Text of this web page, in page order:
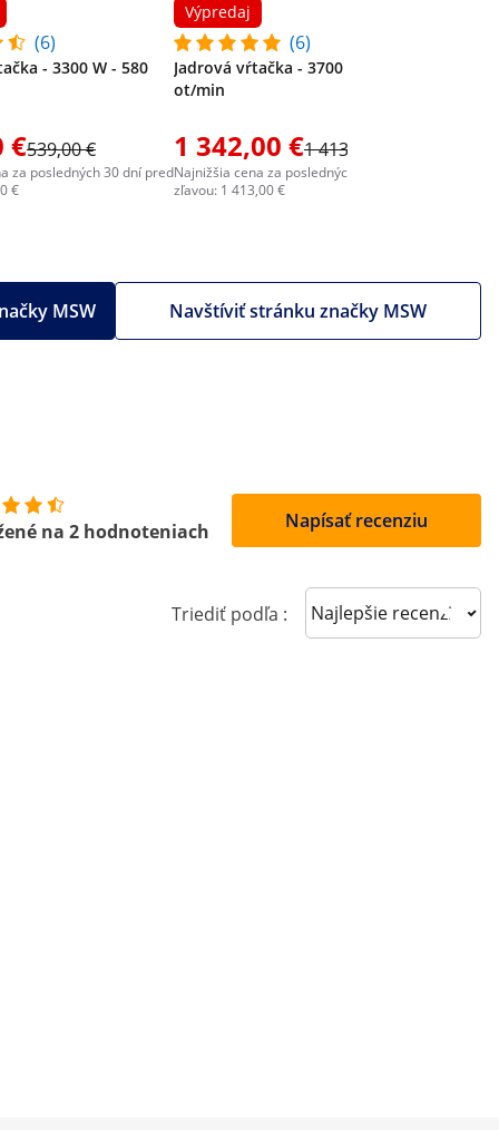
(6)
- 3300 W - 580
€539,00 €
za posledných 30 dní pred
€
Výpredaj
(6)
Jadrová vŕtačka - 3700 W - 580
ot/min
1 342,00 €1 413,00 €
Najnižšia cena za posledných 30 dní pred
zľavou: 1 413,00 €
Navštíviť stránku značky MSW
MSW
na 2 hodnoteniach Napísať recenziu
Triediť podľa : Sort reviews